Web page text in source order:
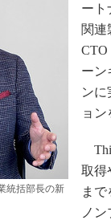
統括部長の新
ート
関連
CTO
ーン
ンに
ョ
取得
ま
ノ